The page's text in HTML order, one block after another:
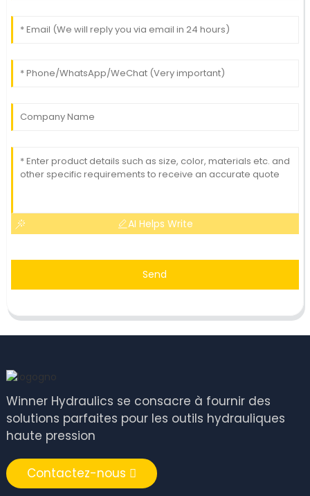
AI Helps Write
Send
Winner Hydraulics se consacre à fournir des
solutions parfaites pour les outils hydrauliques
haute pression
Contactez-nous